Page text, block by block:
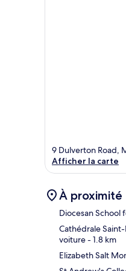
9 Dulverton Road,
Afficher la carte
À proximité
Diocesan School
Cathédrale
voiture- 1.8 km
Elizabeth Salt